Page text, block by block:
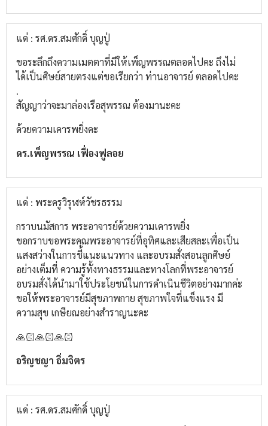
แด่ : รศ.ดร.สมศักดิ์ บุญปู่
ขอระลึกถึงความเมตตาที่มีให้เพ็ญพรรณตลอดไปคะ ถึงไม่
ได้เป็นศิษย์สายตรงแต่ขอเรียกว่า ท่านอาจารย์ ตลอดไปคะ
.
สัญญาว่าจะมาล่องเรือสุพรรณ ต้องมานะคะ
ด้วยความเคารพยิ่งคะ
ดร.เพ็ญพรรณ เฟื่องฟูลอย
แด่ : พระครูวิรุฬห์วัชรธรรม
กราบนมัสการ พระอาจารย์ด้วยความเคารพยิ่ง
ขอกราบขอพระคุณพระอาจารย์ที่อุทิศและเสียสละเพื่อเป็น
แสงสว่างในการชี้แนะแนวทาง และอบรมสั่งสอนลูกศิษย์
อย่างเต็มที่ ความรู้ทั้งทางธรรมและทางโลกที่พระอาจารย์
อบรมสั่งได้นำมาใช้ประโยชน์ในการดำเนินชีวิตอย่างมากค่ะ
ขอให้พระอาจารย์มีสุขภาพกาย สุขภาพใจที่แข็งแรง มี
ความสุข เกษียณอย่างสำราญนะคะ
🙏🏻🙏🏻🙏🏻
อริญชญา อิ่มจิตร
แด่ : รศ.ดร.สมศักดิ์ บุญปู่